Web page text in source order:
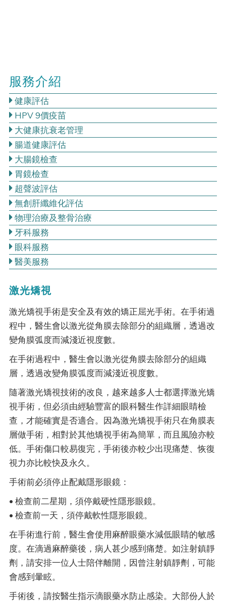
服務介紹
健康評估
HPV 9價疫苗
大健康抗衰老管理
腸道健康評估
大腸鏡檢查
胃鏡檢查
超聲波評估
無創肝纖維化評估
物理治療及整骨治療
牙科服務
眼科服務
醫美服務
激光矯視
激光矯視手術是安全及有效的矯正屈光手術。在手術過
程中，醫生會以激光從角膜去除部分的組織層，透過改
變角膜弧度而減淺近視度數。
在手術過程中，醫生會以激光從角膜去除部分的組織
層，透過改變角膜弧度而減淺近視度數。
隨著激光矯視技術的改良，越來越多人士都選擇激光矯
視手術，但必須由經驗豐富的眼科醫生作詳細眼睛檢
查，才能確實是否適合。因為激光矯視手術只在角膜表
層做手術，相對於其他矯視手術為簡單，而且風險亦較
低。手術傷口較易復完，手術後亦較少出現痛楚、恢復
視力亦比較快及永久。
手術前必須停止配戴隱形眼鏡：
• 檢查前二星期，須停戴硬性隱形眼鏡。
• 檢查前一天，須停戴軟性隱形眼鏡。
在手術進行前，醫生會使用麻醉眼藥水減低眼睛的敏感
度。在滴過麻醉藥後，病人甚少感到痛楚。如注射鎮靜
劑，請安排一位人士陪伴離開，因曾注射鎮靜劑，可能
會感到暈眩。
手術後，請按醫生指示滴眼藥水防止感染。大部份人於